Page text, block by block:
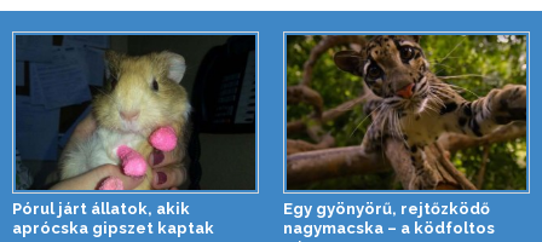
Pórul járt állatok, akik
aprócska gipszet kaptak
Egy gyönyörű, rejtőzködő
nagymacska – a ködfoltos